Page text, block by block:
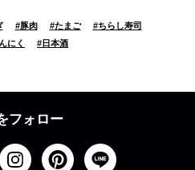
#豚肉 #たまご #ちらし寿司
にく #日本酒
フォロー